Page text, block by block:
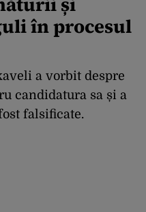
în procesul
a vorbit despre
candidatura sa și a
falsificate.